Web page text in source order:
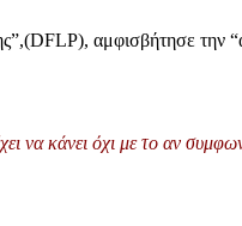
αμφισβήτησε την
να κάνει όχι με το αν